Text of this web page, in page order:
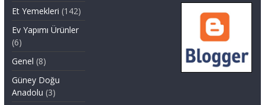
Et Yemekleri (142)
Ev Yapımı Ürünler
(6)
Genel (8)
Güney Doğu
Anadolu (3)